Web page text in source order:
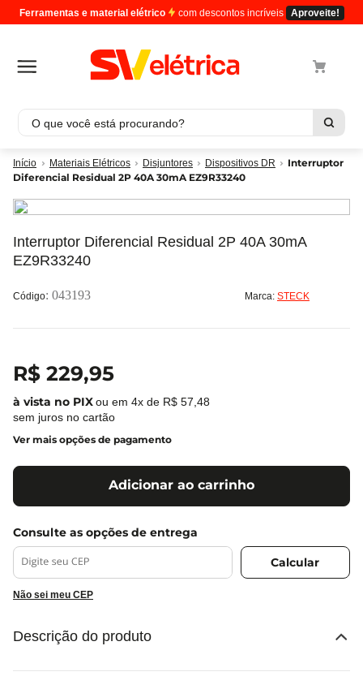
Ferramentas e material elétrico com descontos incríveis Aproveite!
O que você está procurando?
Materiais Elétricos Disjuntores Dispositivos DR
Interruptor
Diferencial Residual 2P 40A 30mA EZ9R33240
Interruptor Diferencial Residual 2P 40A 30mA
EZ9R33240
: 043193 Marca: STECK
R$ 229,95
ou em 4x de R$ 57 48
sem juros no cartão
Ver mais opções de pagamento
Adicionar ao carrinho
Não sei meu CEP
Descrição do produto
Termos mais buscados
2º luminaria
3º tomada
4º 4
eletroduto